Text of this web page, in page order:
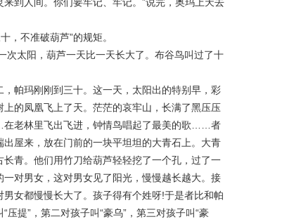
不准破葫芦”的规矩。
太阳，葫芦一天比一天长大了。布谷鸟叫过了十
帕玛刚刚到三十。这一天，太阳出的特别早，彩
的凤凰飞上了天。茫茫的哀牢山，长满了黑压压
老林里飞出飞进，钟情鸟唱起了最美的歌……者
屋来，放在门前的一块平坦坦的大青石上。大青
青。他们用竹刀给葫芦轻轻挖了一个孔，过了一
对男女，这对男女见了阳光，慢慢越长越大。接
女都慢慢长大了。孩子得有个姓呀!于是者比和帕
提”，第二对孩子叫“豪乌”，第三对孩子叫“豪